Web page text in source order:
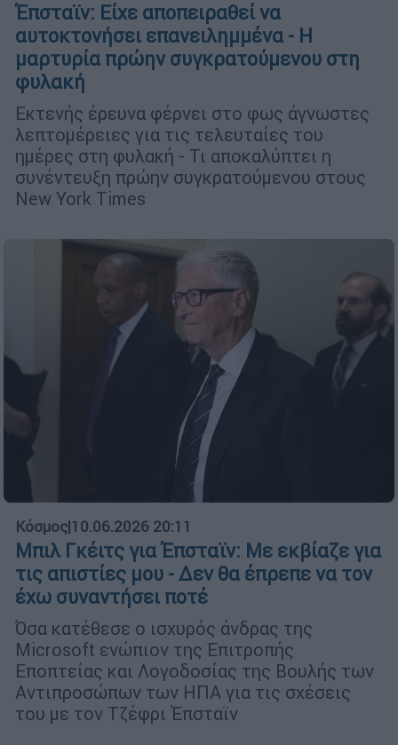
Έπσταϊν: Είχε αποπειραθεί να
αυτοκτονήσει επανειλημμένα - Η
μαρτυρία πρώην συγκρατούμενου στη
φυλακή
Εκτενής έρευνα φέρνει στο φως άγνωστες
λεπτομέρειες για τις τελευταίες του
ημέρες στη φυλακή - Τι αποκαλύπτει η
συνέντευξη πρώην συγκρατούμενου στους
New York Times
Κόσμος|10.06.2026 20:11
Μπιλ Γκέιτς για Έπσταϊν: Με εκβίαζε για
τις απιστίες μου - Δεν θα έπρεπε να τον
έχω συναντήσει ποτέ
Όσα κατέθεσε ο ισχυρός άνδρας της
Microsoft ενώπιον της Επιτροπής
Εποπτείας και Λογοδοσίας της Βουλής των
Αντιπροσώπων των ΗΠΑ για τις σχέσεις
του με τον Τζέφρι Έπσταϊν